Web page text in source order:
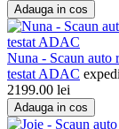
Adauga in cos
Nuna - Scaun auto
testat ADAC
2199.00 lei
Adauga in cos